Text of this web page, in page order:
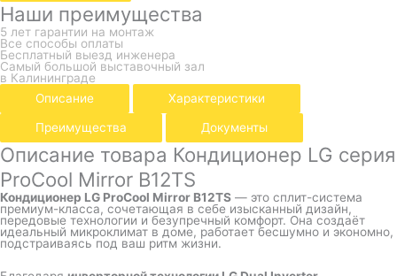
Наши преимущества
5 лет гарантии на монтаж
Все способы оплаты
Бесплатный выезд инженера
Самый большой выставочный зал
в Калининграде
Описание
Характеристики
Преимущества Документы
Описание товара Кондиционер LG серия
ProCool Mirror B12TS
Кондиционер LG ProCool Mirror B12TS — это сплит-система
премиум-класса, сочетающая в себе изысканный дизайн,
передовые технологии и безупречный комфорт. Она создаёт
идеальный микроклимат в доме, работает бесшумно и экономно,
подстраиваясь под ваш ритм жизни.